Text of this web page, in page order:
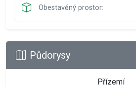
Obestavěný prostor:
Půdorysy
Přízemí